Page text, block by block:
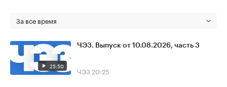
За все время
25:50
ЧЭЗ. Выпуск от 10.08.2026, часть 3
ЧЭЗ 20:25